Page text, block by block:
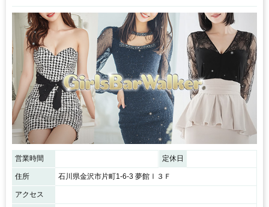
営業時間 定休日
住所 石川県金沢市片町1-6-3 夢館Ⅰ３Ｆ
アクセス